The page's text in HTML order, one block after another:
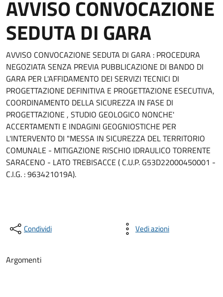
AVVISO CONVOCAZIONE
SEDUTA DI GARA
AVVISO CONVOCAZIONE SEDUTA DI GARA : PROCEDURA
NEGOZIATA SENZA PREVIA PUBBLICAZIONE DI BANDO DI
GARA PER L'AFFIDAMENTO DEI SERVIZI TECNICI DI
PROGETTAZIONE DEFINITIVA E PROGETTAZIONE ESECUTIVA,
COORDINAMENTO DELLA SICUREZZA IN FASE DI
PROGETTAZIONE , STUDIO GEOLOGICO NONCHE'
ACCERTAMENTI E INDAGINI GEOGNIOSTICHE PER
L'INTERVENTO DI "MESSA IN SICUREZZA DEL TERRITORIO
COMUNALE - MITIGAZIONE RISCHIO IDRAULICO TORRENTE
SARACENO - LATO TREBISACCE ( C.U.P. G53D22000450001 -
C.I.G. : 963421019A).
Condividi Vedi azioni
Argomenti